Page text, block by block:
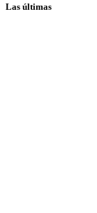
Las últimas